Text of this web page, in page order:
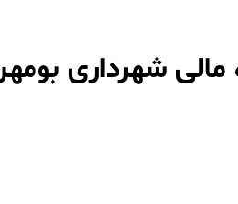
مالی شهرداری